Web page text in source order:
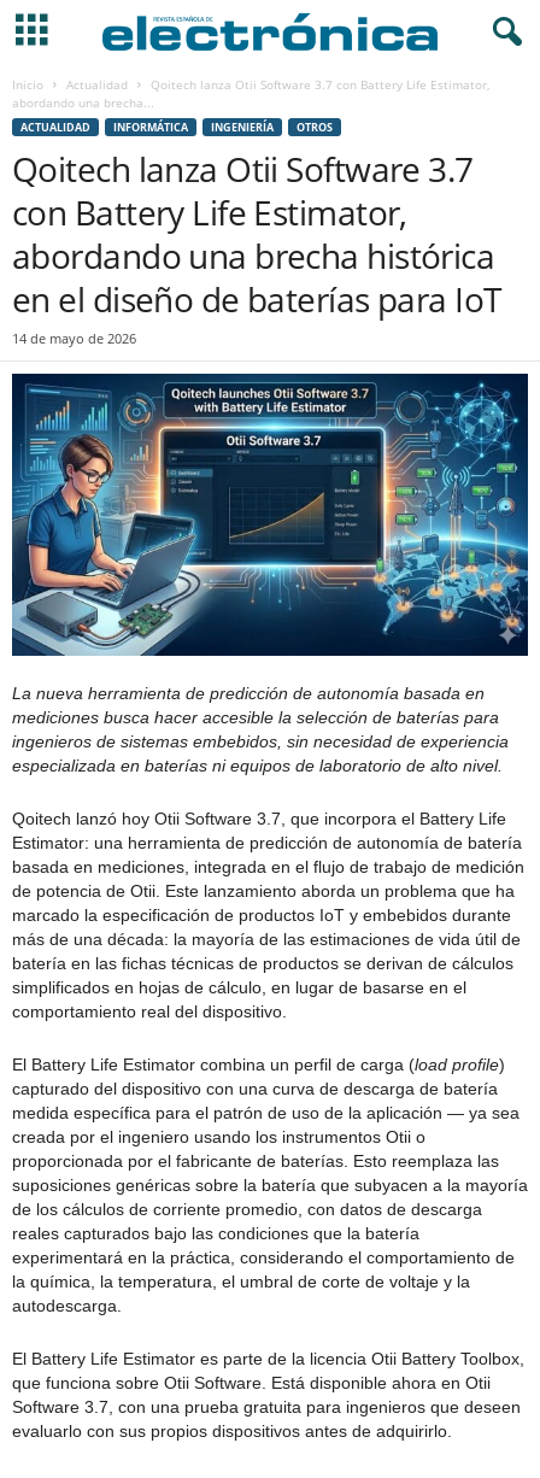
Inicio Actualidad
Qoitech lanza Otii Software 3.7 con Battery Life Estimator,
abordando una brecha...
ACTUALIDAD INFORMÁTICA INGENIERÍA OTROS
Qoitech lanza Otii Software 3.7
con Battery Life Estimator,
abordando una brecha histórica
en el diseño de baterías para IoT
14 de mayo de 2026
La nueva herramienta de predicción de autonomía basada en
mediciones busca hacer accesible la selección de baterías para
ingenieros de sistemas embebidos, sin necesidad de experiencia
especializada en baterías ni equipos de laboratorio de alto nivel.
Qoitech lanzó hoy Otii Software 3.7, que incorpora el Battery Life
Estimator: una herramienta de predicción de autonomía de batería
basada en mediciones, integrada en el flujo de trabajo de medición
de potencia de Otii. Este lanzamiento aborda un problema que ha
marcado la especificación de productos IoT y embebidos durante
más de una década: la mayoría de las estimaciones de vida útil de
batería en las fichas técnicas de productos se derivan de cálculos
simplificados en hojas de cálculo, en lugar de basarse en el
comportamiento real del dispositivo.
El Battery Life Estimator combina un perfil de carga (load profile)
capturado del dispositivo con una curva de descarga de batería
medida específica para el patrón de uso de la aplicación — ya sea
creada por el ingeniero usando los instrumentos Otii o
proporcionada por el fabricante de baterías. Esto reemplaza las
suposiciones genéricas sobre la batería que subyacen a la mayoría
de los cálculos de corriente promedio, con datos de descarga
reales capturados bajo las condiciones que la batería
experimentará en la práctica, considerando el comportamiento de
la química, la temperatura, el umbral de corte de voltaje y la
autodescarga.
El Battery Life Estimator es parte de la licencia Otii Battery Toolbox,
que funciona sobre Otii Software. Está disponible ahora en Otii
Software 3.7, con una prueba gratuita para ingenieros que deseen
evaluarlo con sus propios dispositivos antes de adquirirlo.